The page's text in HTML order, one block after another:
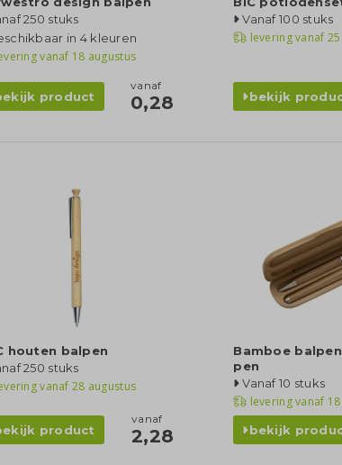
250 stuks
in 4 kleuren
vanaf 18 augustus
product
vanaf
0,28
Vanaf 100 stuks
levering vanaf
bekijk
houten balpen
250 stuks
vanaf 28 augustus
product
vanaf
2,28
Bamboe
pen
Vanaf 10 stuks
levering vanaf
bekijk